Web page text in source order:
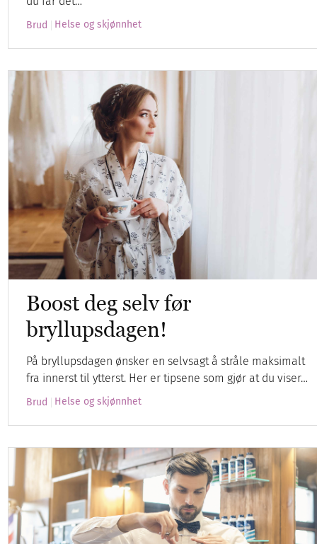
Brud Helse og skjønnhet
Boost deg selv før
bryllupsdagen!
På bryllupsdagen ønsker en selvsagt å stråle maksimalt
fra innerst til ytterst. Her er tipsene som gjør at du viser…
Brud Helse og skjønnhet